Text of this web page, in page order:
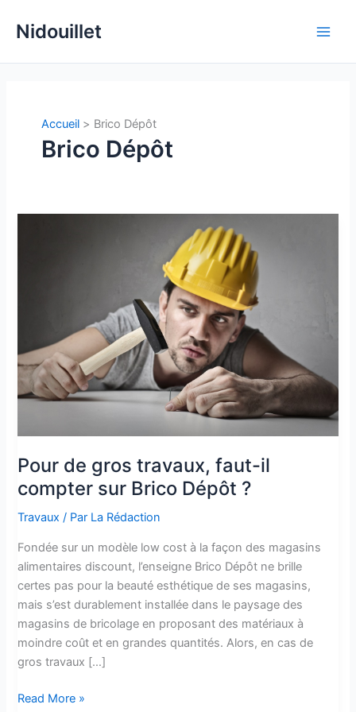
Nidouillet
Accueil Brico Dépôt
Brico Dépôt
Pour de gros travaux, faut-il
compter sur Brico Dépôt ?
Travaux / Par La Rédaction
Fondée sur un modèle low cost à la façon des magasins
alimentaires discount, l’enseigne Brico Dépôt ne brille
certes pas pour la beauté esthétique de ses magasins,
mais s’est durablement installée dans le paysage des
magasins de bricolage en proposant des matériaux à
moindre coût et en grandes quantités. Alors, en cas de
gros travaux […]
Pour
Read More »